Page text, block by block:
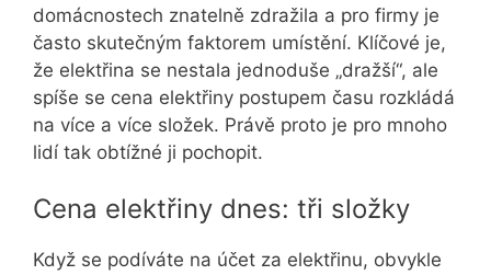
domácnostech znatelně zdražila a pro firmy je
často skutečným faktorem umístění. Klíčové je,
že elektřina se nestala jednoduše „dražší“, ale
spíše se cena elektřiny postupem času rozkládá
na více a více složek. Právě proto je pro mnoho
lidí tak obtížné ji pochopit.
Cena elektřiny dnes: tři složky
Když se podíváte na účet za elektřinu, obvykle